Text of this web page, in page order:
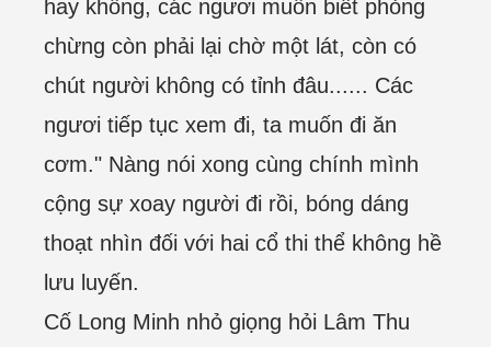
hay không, các ngươi muốn biết phỏng
chừng còn phải lại chờ một lát, còn có
chút người không có tỉnh đâu...... Các
ngươi tiếp tục xem đi, ta muốn đi ăn
cơm." Nàng nói xong cùng chính mình
cộng sự xoay người đi rồi, bóng dáng
thoạt nhìn đối với hai cổ thi thể không hề
lưu luyến.
Cố Long Minh nhỏ giọng hỏi Lâm Thu